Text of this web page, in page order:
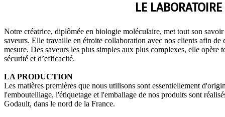
LE
Notre créatrice, diplômée en biologie moléculaire, met tout son
saveurs. Elle travaille en étroite collaboration avec nos clients afin de
mesure. Des saveurs les plus simples aux plus complexes, elle opère
sécurité et d’efficacité.
LA PRODUCTION
Les matières premières que nous utilisons sont essentiellement
l'embouteillage, l'étiquetage et l'emballage de nos produits sont
Godault, dans le nord de la France.